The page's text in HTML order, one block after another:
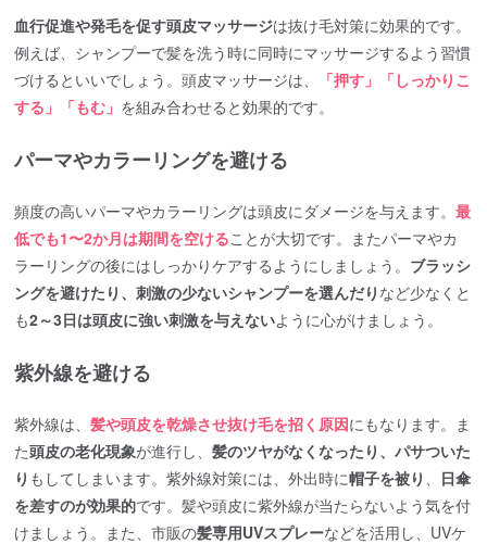
血行促進や発毛を促す頭皮マッサージは抜け毛対策に効果的です。
例えば、シャンプーで髪を洗う時に同時にマッサージするよう習慣
づけるといいでしょう。頭皮マッサージは、
「押す」「しっかりこ
する」「もむ」 を組み合わせると効果的です。
パーマやカラーリングを避ける
頻度の高いパーマやカラーリングは頭皮にダメージを与えます。最
低でも1〜2か月は期間を空けることが大切です。またパーマやカ
ラーリングの後にはしっかりケアするようにしましょう。 ブラッシ
ングを避けたり、刺激の少ないシャンプーを選んだり など少なくと
も2～3日は頭皮に強い刺激を与えないように心がけましょう。
紫外線を避ける
紫外線は、髪や頭皮を乾燥させ抜け毛を招く原因にもなります。ま
た頭皮の老化現象が進行し、髪のツヤがなくなったり、パサついた
り もしてしまいます。紫外線対策には、外出時に帽子を被り
日傘
を差すのが効果的です。髪や頭皮に紫外線が当たらないよう気を付
けましょう。また、市販の髪専用UVスプレーなどを活用し、UVケ